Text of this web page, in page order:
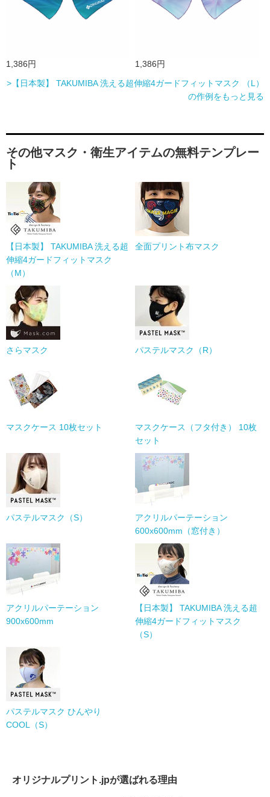
1,386円
1,386円
>【日本製】 TAKUMIBA 洗える超伸縮4ガードフィットマスク （L）
の作例をもっと見る
その他マスク・衛生アイテムの無料テンプレー
ト
【日本製】 TAKUMIBA 洗える超
伸縮4ガードフィットマスク
（M）
全面プリント布マスク
さらマスク パステルマスク（R）
マスクケース 10枚セット
マスクケース（フタ付き） 10枚
セット
パステルマスク（S）
アクリルパーテーション
600x600mm（窓付き）
アクリルパーテーション
900x600mm
【日本製】 TAKUMIBA 洗える超
伸縮4ガードフィットマスク
（S）
パステルマスク ひんやり
COOL（S）
オリジナルプリント.jpが選ばれる理由